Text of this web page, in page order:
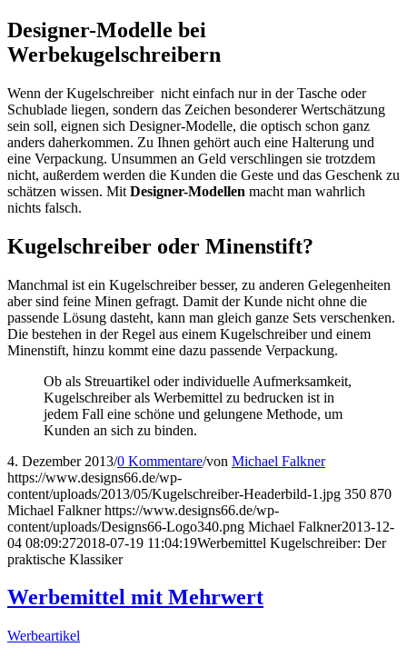
Designer-Modelle bei
Werbekugelschreibern
Wenn der Kugelschreiber nicht einfach nur in der Tasche oder
Schublade liegen, sondern das Zeichen besonderer Wertschätzung
sein soll, eignen sich Designer-Modelle, die optisch schon ganz
anders daherkommen. Zu Ihnen gehört auch eine Halterung und
eine Verpackung. Unsummen an Geld verschlingen sie trotzdem
nicht, außerdem werden die Kunden die Geste und das Geschenk zu
schätzen wissen. Mit Designer-Modellen macht man wahrlich
nichts falsch.
Kugelschreiber oder Minenstift?
Manchmal ist ein Kugelschreiber besser, zu anderen Gelegenheiten
aber sind feine Minen gefragt. Damit der Kunde nicht ohne die
passende Lösung dasteht, kann man gleich ganze Sets verschenken.
Die bestehen in der Regel aus einem Kugelschreiber und einem
Minenstift, hinzu kommt eine dazu passende Verpackung.
Ob als Streuartikel oder individuelle Aufmerksamkeit,
Kugelschreiber als Werbemittel zu bedrucken ist in
jedem Fall eine schöne und gelungene Methode, um
Kunden an sich zu binden.
4. Dezember 2013/0 Kommentare/von Michael Falkner
https://www.designs66.de/wp-
content/uploads/2013/05/Kugelschreiber-Headerbild-1.jpg 350 870
Michael Falkner https://www.designs66.de/wp-
content/uploads/Designs66-Logo340.png Michael Falkner2013-12-
04 08:09:272018-07-19 11:04:19Werbemittel Kugelschreiber: Der
praktische Klassiker
Werbemittel mit Mehrwert
Werbeartikel